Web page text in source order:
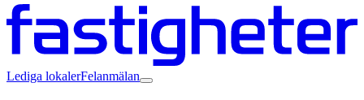
Lediga lokalerFelanmälan